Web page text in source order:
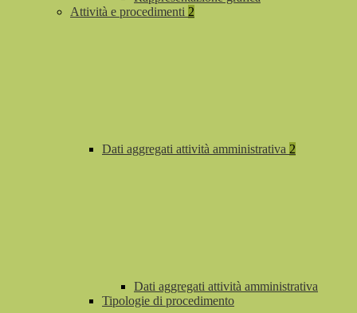
Attività e procedimenti 2
Dati aggregati attività amministrativa 2
Dati aggregati attività amministrativa
Tipologie di procedimento